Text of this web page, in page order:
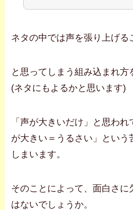
ネタの中では声を張り上げる
と思ってしまう組み込まれ方
(ネタにもよるかと思います)
「声が大きいだけ」と思わ
が大きい＝うるさい」という
しまいます。
そのことによって、面白さに
はないでしょうか。